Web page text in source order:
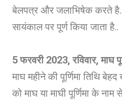
बेलपत्र और जलाभिषेक करते
सायंकाल पर पूर्ण किया जाता है..
5 फरवरी 2023, रविवार, माघ
माघ महीने की पूर्णिमा तिथि
को माघ या माघी पूर्णिमा के नाम